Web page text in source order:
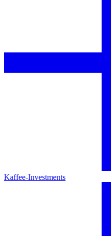
Kaffee-Investments